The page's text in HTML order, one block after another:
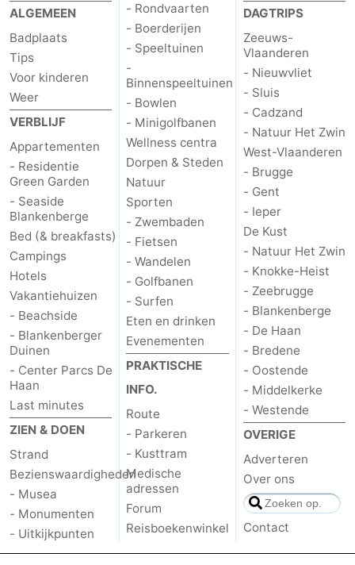
ALGEMEEN
Badplaats
Tips
Voor kinderen
Weer
VERBLIJF
Appartementen
- Residentie
Green Garden
- Seaside
Blankenberge
Bed (& breakfasts)
Campings
Hotels
Vakantiehuizen
- Beachside
- Blankenberger
Duinen
- Center Parcs De
Haan
Last minutes
ZIEN & DOEN
Strand
Bezienswaardigheden
- Musea
- Monumenten
- Uitkijkpunten
- Rondvaarten
- Boerderijen
- Speeltuinen
-
Binnenspeeltuinen
- Bowlen
- Minigolfbanen
Wellness centra
Dorpen & Steden
Natuur
Sporten
- Zwembaden
- Fietsen
- Wandelen
- Golfbanen
- Surfen
Eten en drinken
Evenementen
PRAKTISCHE
INFO.
Route
- Parkeren
- Kusttram
Medische
adressen
Forum
Reisboekenwinkel
DAGTRIPS
Zeeuws-
Vlaanderen
- Nieuwvliet
- Sluis
- Cadzand
- Natuur Het Zwin
West-Vlaanderen
- Brugge
- Gent
- Ieper
De Kust
- Natuur Het Zwin
- Knokke-Heist
- Zeebrugge
- Blankenberge
- De Haan
- Bredene
- Oostende
- Middelkerke
- Westende
OVERIGE
Adverteren
Over ons
Contact